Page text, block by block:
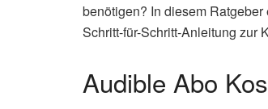
benötigen? In diesem
Schritt-für-Schritt-Anleitung zur
Audible Abo